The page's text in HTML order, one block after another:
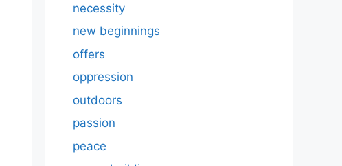
necessity
new beginnings
offers
oppression
outdoors
passion
peace